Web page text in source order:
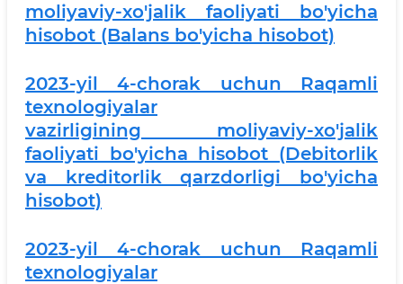
moliyaviy-xo'jalik faoliyati bo'yicha
hisobot (Balans bo'yicha hisobot)
2023-yil 4-chorak uchun Raqamli
texnologiyalar
vazirligining moliyaviy-xo'jalik
faoliyati bo'yicha hisobot (Debitorlik
va kreditorlik qarzdorligi bo'yicha
hisobot)
2023-yil 4-chorak uchun Raqamli
texnologiyalar